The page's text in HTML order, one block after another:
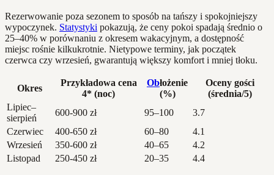
Rezerwowanie poza sezonem to sposób na tańszy i spokojniejszy
wypoczynek. Statystyki pokazują, że ceny pokoi spadają średnio o
25–40% w porównaniu z okresem wakacyjnym, a dostępność
miejsc rośnie kilkukrotnie. Nietypowe terminy, jak początek
czerwca czy wrzesień, gwarantują większy komfort i mniej tłoku.
Okres
Przykładowa cena
4* (noc)
Obłożenie
(%)
Oceny gości
(średnia/5)
Lipiec–
sierpień
600-900 zł 95–100
3.7
Czerwiec
400-650 zł 60–80
4.1
Wrzesień
350-600 zł 40–65
4.2
Listopad
250-450 zł 20–35 4.4